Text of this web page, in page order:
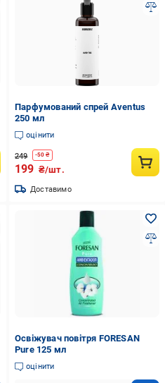
Парфумований спрей Aventus
250 мл
оцінити
249 -50 ₴
199 ₴/шт.
Доставимо
Освіжувач повітря FORESAN
Pure 125 мл
оцінити